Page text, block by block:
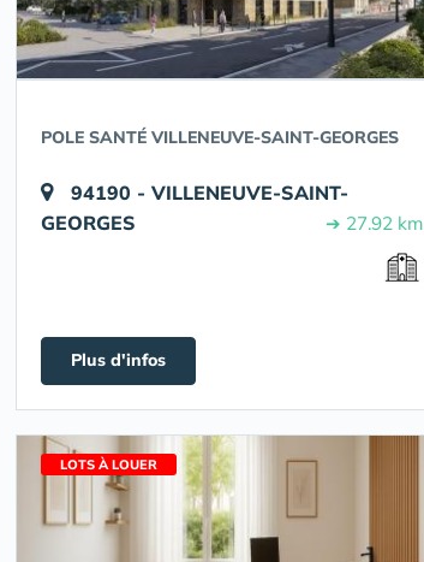
POLE SANTÉ VILLENEUVE-SAINT-GEORGES
94190 - VILLENEUVE-SAINT-
GEORGES
➔ 27.92 km
Plus d'infos
LOTS À LOUER